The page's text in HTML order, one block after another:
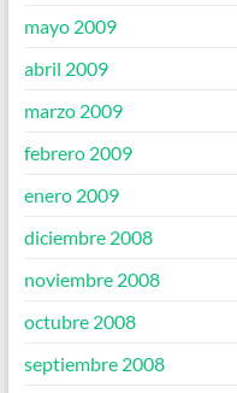
mayo 2009
abril 2009
marzo 2009
febrero 2009
enero 2009
diciembre 2008
noviembre 2008
octubre 2008
septiembre 2008